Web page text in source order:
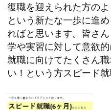
復職を迎えられた方の
という新たな一歩に進
ればと思います。皆さ
学や実習に対して意欲
就職に向けてたくさん
い！という方スピード就